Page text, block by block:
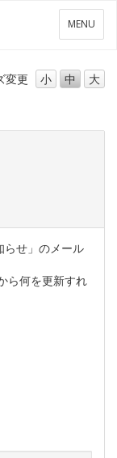
メ
ニ
ー
MENU
変更 小 中 大
らせ」のメール
ら何を更新すれ